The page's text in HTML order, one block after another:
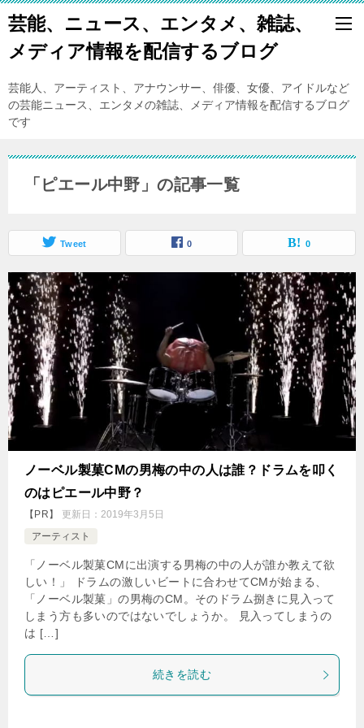
芸能、ニュース、エンタメ、雑誌、
メディア情報を配信するブログ
芸能人、アーティスト、アナウンサー、俳優、女優、アイドルなど
の芸能ニュース、エンタメの雑誌、メディア情報を配信するブログ
です
「ピエール中野」の記事一覧
Tweet 0 0
ノーベル製菓CMの男梅の中の人は誰？ドラムを叩く
のはピエール中野？
【PR】 更新日：2019年3月5日
アーティスト
「ノーベル製菓CMに出演する男梅の中の人が誰か教えて欲
しい！」 ドラムの激しいビートに合わせてCMが始まる、
「ノーベル製菓」の男梅のCM。そのドラム捌きに見入って
しまう方も多いのではないでしょうか。 見入ってしまうの
は […]
続きを読む